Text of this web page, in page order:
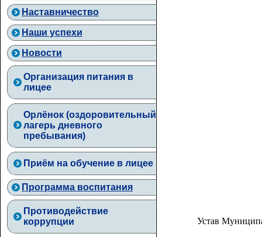
Наставничество
Наши успехи
Новости
Организация питания в
лицее
Орлёнок (оздоровительный
лагерь дневного
пребывания)
Приём на обучение в лицее
Программа воспитания
Противодействие
коррупции
Устав